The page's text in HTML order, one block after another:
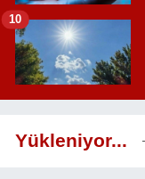
10
Yükleniyor...